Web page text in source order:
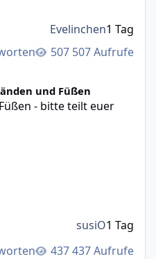
507 Aufrufe
Evelinchen1 Tag
und Füßen
- bitte teilt euer
437 Aufrufe
susiO1 Tag